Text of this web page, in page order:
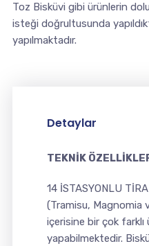
Toz Bisküvi gibi ürünlerin
isteği doğrultusunda
yapılmaktadır.
Detaylar
TEKNİK
14 İSTASYONLU
(Tramisu, Magnomia
içerisine bir çok
yapabilmektedir.